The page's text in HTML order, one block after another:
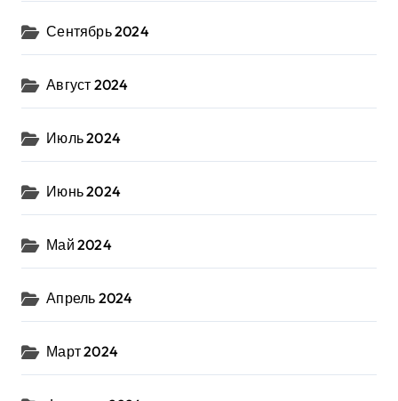
Сентябрь 2024
Август 2024
Июль 2024
Июнь 2024
Май 2024
Апрель 2024
Март 2024